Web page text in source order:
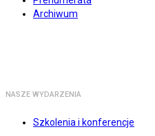
Archiwum
NASZE WYDARZENIA
Szkolenia i konferencje